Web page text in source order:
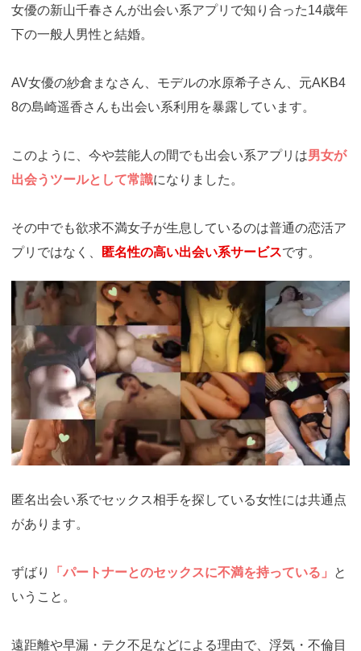
女優の新山千春さんが出会い系アプリで知り合った14歳年
下の一般人男性と結婚。
AV女優の紗倉まなさん、モデルの水原希子さん、元AKB4
8の島崎遥香さんも出会い系利用を暴露しています。
このように、今や芸能人の間でも出会い系アプリは男女が
出会うツールとして常識になりました。
その中でも欲求不満女子が生息しているのは普通の恋活ア
プリではなく、
匿名性の高い出会い系サービスです。
https://ac.m-
ads.jp/t6d63J515a0bact6/cl/?
bId=i36a5q96&msid=13921
匿名出会い系でセックス相手を探している女性には共通点
があります。
ずばり 「パートナーとのセックスに不満を持っている」
と
いうこと。
遠距離や早漏・テク不足などによる理由で、浮気・不倫目